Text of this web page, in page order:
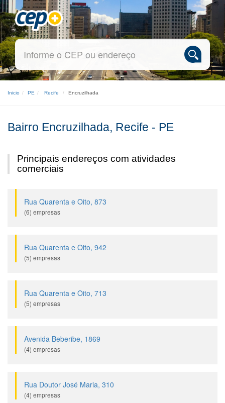
Inicio PE Recife Encruzilhada
Bairro Encruzilhada, Recife - PE
Principais endereços com atividades
comerciais
Rua Quarenta e Oito, 873
(6) empresas
Rua Quarenta e Oito, 942
(5) empresas
Rua Quarenta e Oito, 713
(5) empresas
Avenida Beberibe, 1869
(4) empresas
Rua Doutor José Maria, 310
(4) empresas